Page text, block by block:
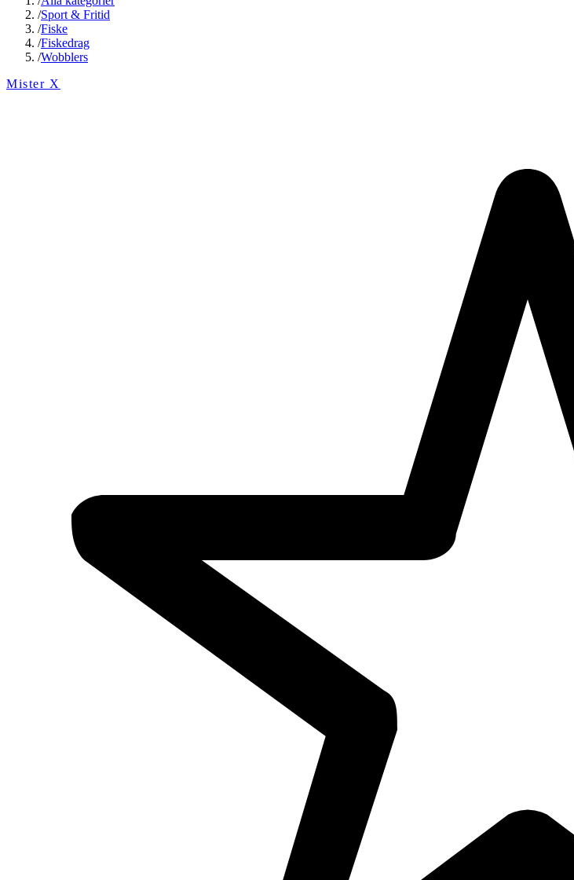
/Sport & Fritid
/Fiske
/Fiskedrag
/Wobblers
Mister X